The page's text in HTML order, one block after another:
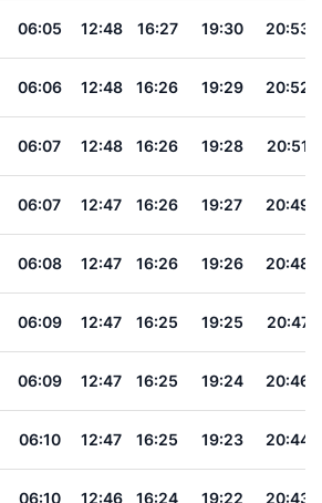
06:05 12:48 16:27 19:30 20:53
06:06 12:48 16:26 19:29 20:52
06:07 12:48 16:26 19:28 20:51
06:07 12:47 16:26 19:27 20:49
06:08 12:47 16:26 19:26 20:48
06:09 12:47 16:25 19:25 20:47
06:09 12:47 16:25 19:24 20:46
06:10 12:47 16:25 19:23 20:44
06:10 12:46 16:24 19:22 20:43